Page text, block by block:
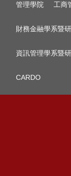
管理學院 工商
財務金融學系暨
資訊管理學系暨
CARDO